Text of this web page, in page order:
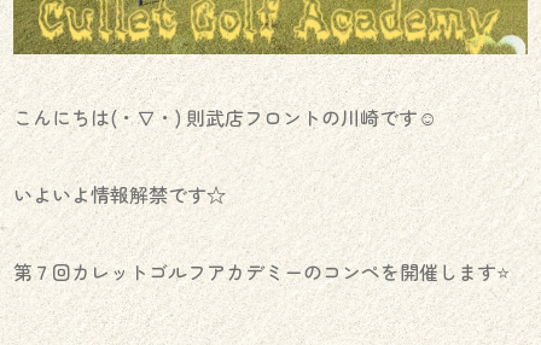
こんにちは(・∇・) 則武店フロントの川崎です☺︎
いよいよ情報解禁です☆
第７回カレットゴルフアカデミーのコンペを開催します⭐️